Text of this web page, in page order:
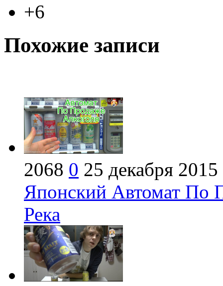
+6
Похожие записи
2068 0 25 декабря 2015
Японский Автомат По
Река